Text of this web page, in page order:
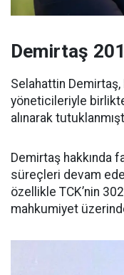
Demirtaş
Selahattin Demirtaş,
yöneticileriyle
alınarak
Demirtaş hakkında
süreçleri devam
özellikle TCK’nin
mahkumiyet